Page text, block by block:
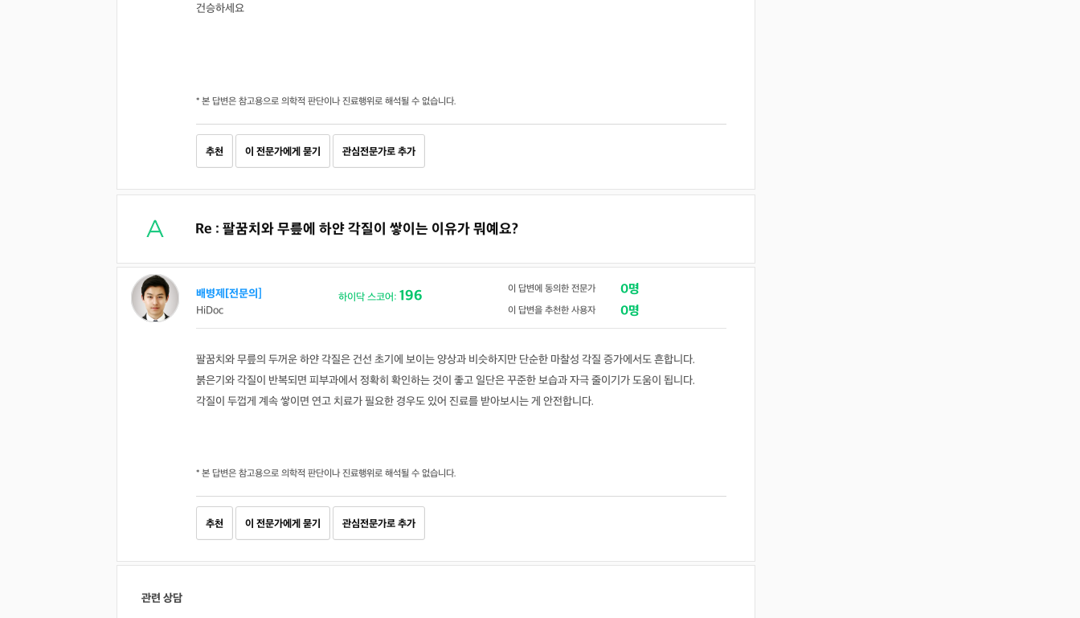
건승하세요
* 본 답변은 참고용으로 의학적 판단이나 진료행위로 해석될 수 없습니다.
추천 이 전문가에게 묻기 관심전문가로 추가
Re : 팔꿈치와 무릎에 하얀 각질이 쌓이는 이유가 뭐예요?
배병제[전문의]
HiDoc
하이닥 스코어: 196 이 답변에 동의한 전문가 0명
이 답변을 추천한 사용자 0명
팔꿈치와 무릎의 두꺼운 하얀 각질은 건선 초기에 보이는 양상과 비슷하지만 단순한 마찰성 각질 증가에서도 흔합니다.
붉은기와 각질이 반복되면 피부과에서 정확히 확인하는 것이 좋고 일단은 꾸준한 보습과 자극 줄이기가 도움이 됩니다.
각질이 두껍게 계속 쌓이면 연고 치료가 필요한 경우도 있어 진료를 받아보시는 게 안전합니다.
* 본 답변은 참고용으로 의학적 판단이나 진료행위로 해석될 수 없습니다.
추천 이 전문가에게 묻기 관심전문가로 추가
관련 상담